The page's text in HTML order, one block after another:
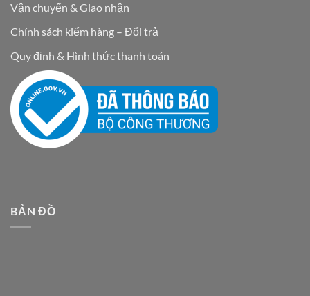
Vận chuyển & Giao nhận
Chính sách kiểm hàng – Đổi trả
Quy định & Hình thức thanh toán
BẢN ĐỒ